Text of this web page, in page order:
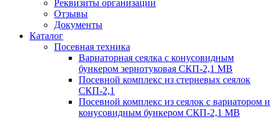
Реквизиты организации
Отзывы
Документы
Каталог
Посевная техника
Вариаторная сеялка с конусовидным
бункером зернотуковая СКП-2,1 МВ
Посевной комплекс из стерневых сеялок
СКП-2,1
Посевной комплекс из сеялок с вариатором и
конусовидным бункером СКП-2,1 МВ